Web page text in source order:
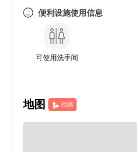
便利设施使用信息
可使用洗手间
地图 找路